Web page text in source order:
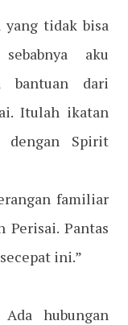
yang tidak bisa
aku
bantuan dari
Itulah ikatan
dengan Spirit
familiar
Pantas
ini.”
hubungan